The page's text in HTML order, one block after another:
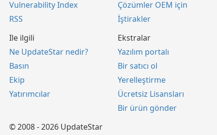
Vulnerability Index
RSS
Çözümler OEM için
İştirakler
Ile ilgili
Ne UpdateStar nedir?
Basın
Ekip
Yatırımcılar
Ekstralar
Yazılım portalı
Bir satıcı ol
Yerelleştirme
Ücretsiz Lisansları
Bir ürün gönder
© 2008 - 2026 UpdateStar